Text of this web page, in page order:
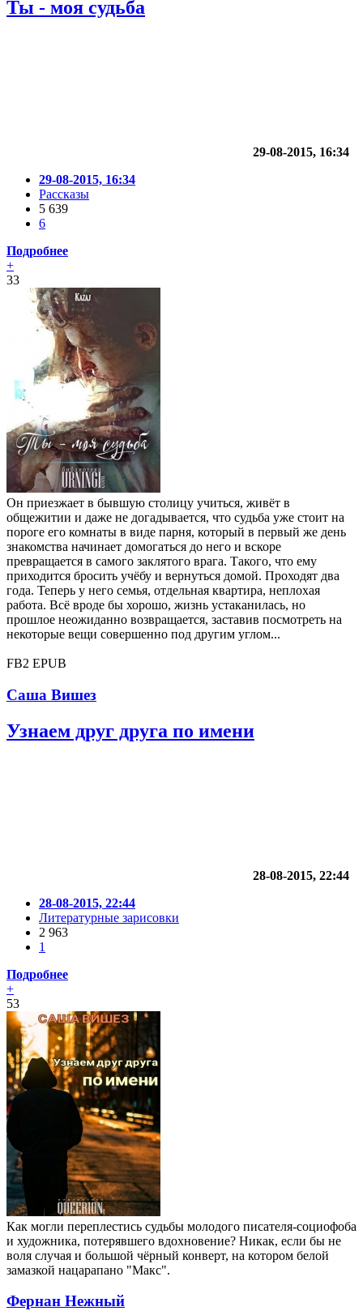
Ты - моя судьба
29-08-2015, 16:34
29-08-2015, 16:34
Рассказы
5 639
6
Подробнее
+
33
Он приезжает в бывшую столицу учиться, живёт в
общежитии и даже не догадывается, что судьба уже стоит на
пороге его комнаты в виде парня, который в первый же день
знакомства начинает домогаться до него и вскоре
превращается в самого заклятого врага. Такого, что ему
приходится бросить учёбу и вернуться домой. Проходят два
года. Теперь у него семья, отдельная квартира, неплохая
работа. Всё вроде бы хорошо, жизнь устаканилась, но
прошлое неожиданно возвращается, заставив посмотреть на
некоторые вещи совершенно под другим углом...
FB2 EPUB
Саша Вишез
Узнаем друг друга по имени
28-08-2015, 22:44
28-08-2015, 22:44
Литературные зарисовки
2 963
1
Подробнее
+
53
Как могли переплестись судьбы молодого писателя-социофоба
и художника, потерявшего вдохновение? Никак, если бы не
воля случая и большой чёрный конверт, на котором белой
замазкой нацарапано "Макс".
Фернан Нежный